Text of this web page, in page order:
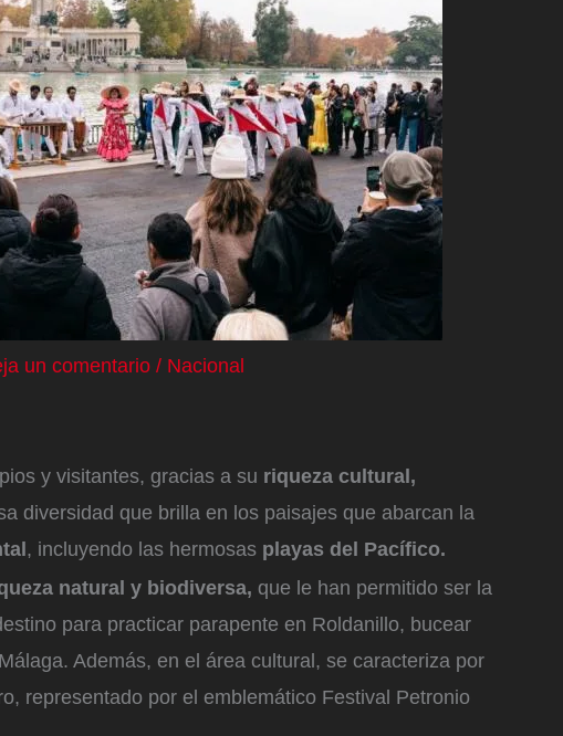
un comentario / Nacional
y visitantes, gracias a su riqueza cultural,
diversidad que brilla en los paisajes que abarcan la
, incluyendo las hermosas playas del Pacífico.
natural y biodiversa, que le han permitido ser la
para practicar parapente en Roldanillo, bucear
Además, en el área cultural, se caracteriza por
representado por el emblemático Festival Petronio